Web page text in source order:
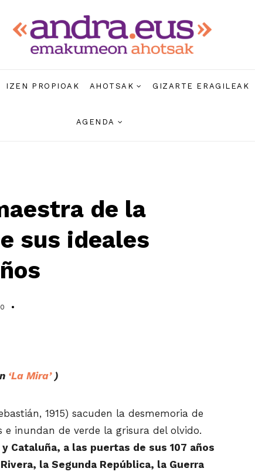
IZEN PROPIOAK AHOTSAK GIZARTE ERAGILEAK
AGENDA
de la
sus ideales
0
‘La Mira’)
1915) sacuden la desmemoria de
inundan de verde la grisura del olvido.
Cataluña, a las puertas de sus 107 años
la Segunda República, la Guerra